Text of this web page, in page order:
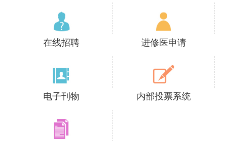
在线招聘 进修医申请
电子刊物 内部投票系统